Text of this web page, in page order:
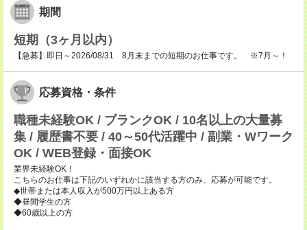
期間
短期（3ヶ月以内）
【急募】即日～2026/08/31 8月末までの短期のお仕事です。 ※7月～！
応募資格・条件
職種未経験OK / ブランクOK / 10名以上の大量募
集 / 履歴書不要 / 40～50代活躍中 / 副業・Wワーク
OK / WEB登録・面接OK
業界未経験OK！
こちらのお仕事は下記のいずれかに該当する方のみ、応募が可能です。
◆世帯または本人収入が500万円以上ある方
◆昼間学生の方
◆60歳以上の方